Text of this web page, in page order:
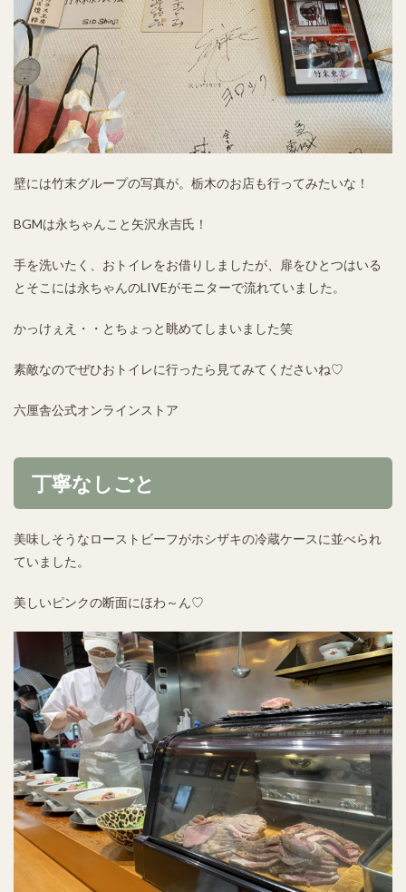
壁には竹末グループの写真が。栃木のお店も行ってみたいな！
BGMは永ちゃんこと矢沢永吉氏！
手を洗いたく、おトイレをお借りしましたが、扉をひとつはいる
とそこには永ちゃんのLIVEがモニターで流れていました。
かっけぇえ・・とちょっと眺めてしまいました笑
素敵なのでぜひおトイレに行ったら見てみてくださいね♡
六厘舎公式オンラインストア
丁寧なしごと
美味しそうなローストビーフがホシザキの冷蔵ケースに並べられ
ていました。
美しいピンクの断面にほわ～ん♡